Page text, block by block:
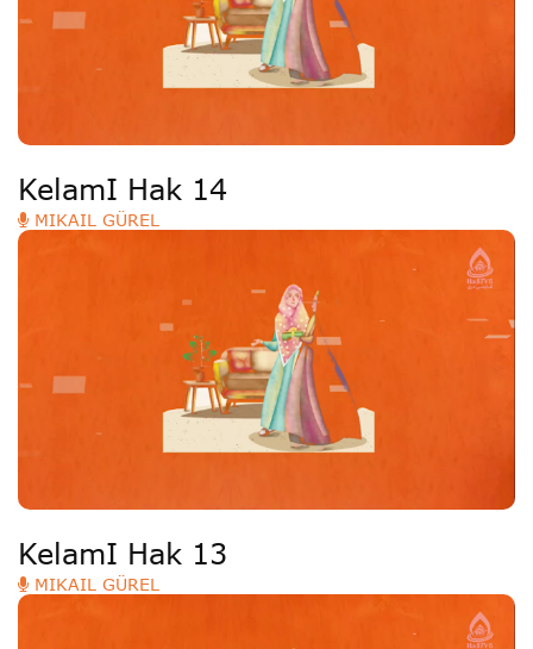
KelamI Hak 14
MIKAIL GÜREL
KelamI Hak 13
MIKAIL GÜREL